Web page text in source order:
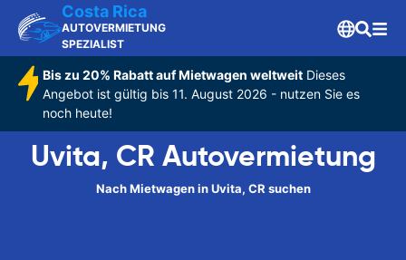
Costa Rica
AUTOVERMIETUNG
SPEZIALIST
Bis zu 20% Rabatt auf Mietwagen weltweitDieses
Angebot ist gültig bis 11. August 2026 - nutzen Sie es
noch heute!
Uvita, CR Autovermietung
Nach Mietwagen in Uvita, CR suchen